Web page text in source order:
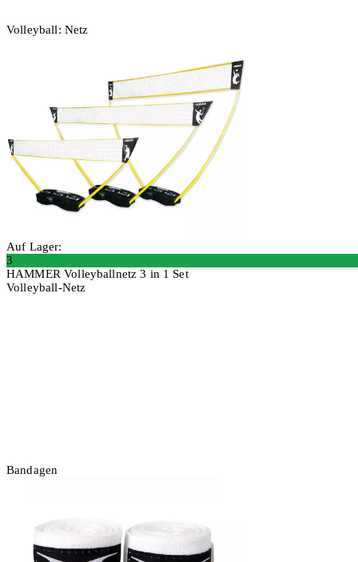
Volleyball: Netz
Auf Lager:
3
HAMMER Volleyballnetz 3 in 1 Set
Volleyball-Netz
Bandagen